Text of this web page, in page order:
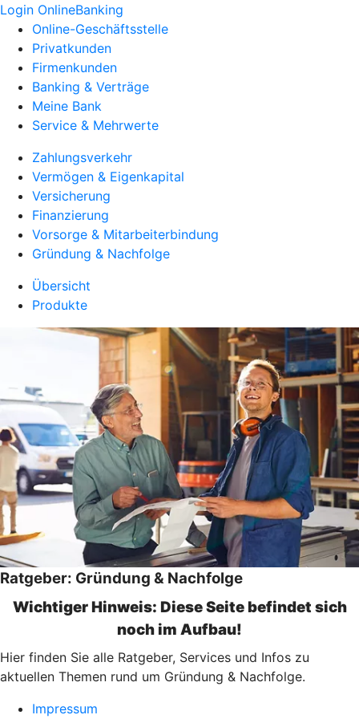
Login OnlineBanking
Online-Geschäftsstelle
Privatkunden
Firmenkunden
Banking & Verträge
Meine Bank
Service & Mehrwerte
Zahlungsverkehr
Vermögen & Eigenkapital
Versicherung
Finanzierung
Vorsorge & Mitarbeiterbindung
Gründung & Nachfolge
Übersicht
Produkte
Ratgeber: Gründung & Nachfolge
Wichtiger Hinweis: Diese Seite befindet sich
noch im Aufbau!
Hier finden Sie alle Ratgeber, Services und Infos zu
aktuellen Themen rund um Gründung & Nachfolge.
Impressum